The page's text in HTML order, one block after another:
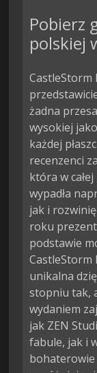
Pobierz
polskiej
CastleStorm
żadna
wysokiej
każdej
recenzenci
która w
wypadła
jak i
roku
podstawie
unikalna
stopniu tak,
wydaniem
jak ZEN
fabule, jak i